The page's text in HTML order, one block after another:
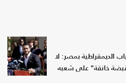
الديمقراطية بمصر: لا
خانقة" على شعبه